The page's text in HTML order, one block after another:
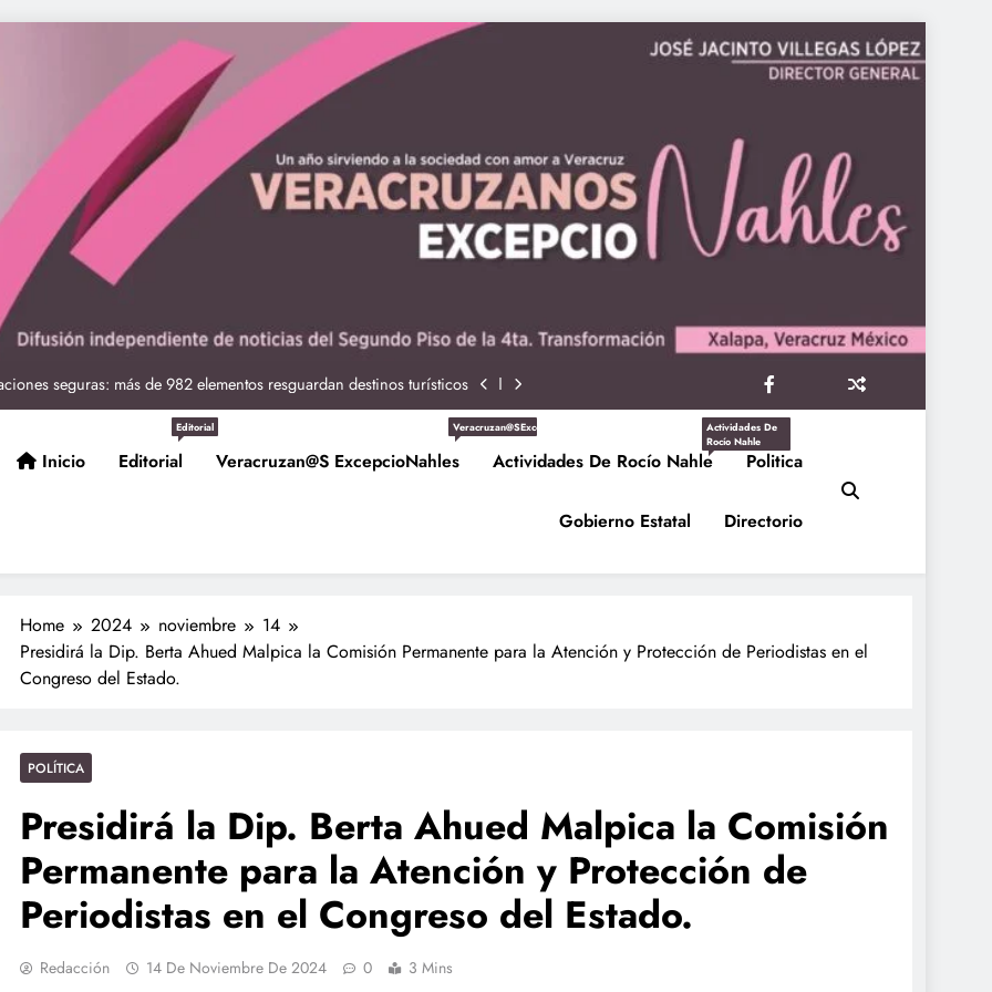
seguras: más de 982 elementos resguardan destinos turísticos
Nahle a la presidenta Claudia Sheinbaum en graduación de cadetes
de policías con vocación de servicio y cercanía ciudadana: SSP
Entrega Gobernadora 5 mil apoyos a la Palabra y a la Familia
Nahle a la presidenta Claudia Sheinbaum en graduación de cadetes
de policías con vocación de servicio y cercanía ciudadana: SSP
Entrega Gobernadora 5 mil apoyos a la Palabra y a la Familia
Inicio Editorial
Editorial
Veracruzan@s ExcepcioNahles
Veracruzan@sExcepcioNahles
Actividades De Rocío Nahle
Actividades De
Rocío Nahle
Politica
Gobierno Estatal Directorio
Home 2024 noviembre
14
Presidirá la Dip. Berta Ahued Malpica la Comisión Permanente para la Atención y Protección de Periodistas en el
Congreso del Estado.
POLÍTICA
Presidirá la Dip. Berta Ahued Malpica la Comisión
Permanente para la Atención y Protección de
Periodistas en el Congreso del Estado.
Redacción 14 De Noviembre De 2024 0 3 Mins